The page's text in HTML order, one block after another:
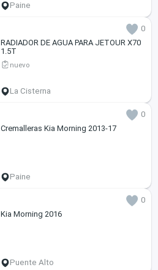
Paine
0
RADIADOR DE AGUA PARA JETOUR X70
1.5T
nuevo
La Cisterna
0
Cremalleras Kia Morning 2013-17
Paine
0
Kia Morning 2016
Puente Alto